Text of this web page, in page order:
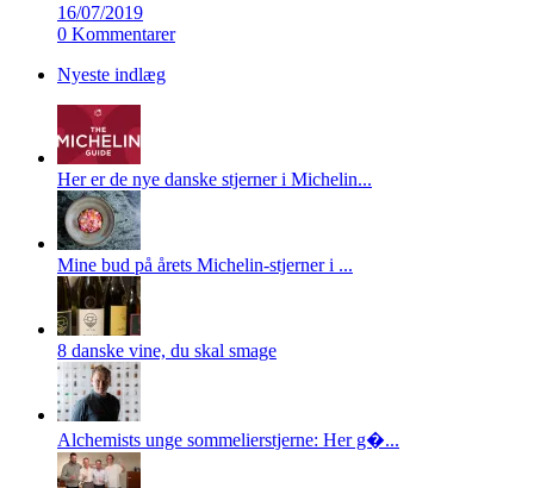
16/07/2019
0 Kommentarer
Nyeste indlæg
Her er de nye danske stjerner i Michelin...
Mine bud på årets Michelin-stjerner i ...
8 danske vine, du skal smage
Alchemists unge sommelierstjerne: Her g�...